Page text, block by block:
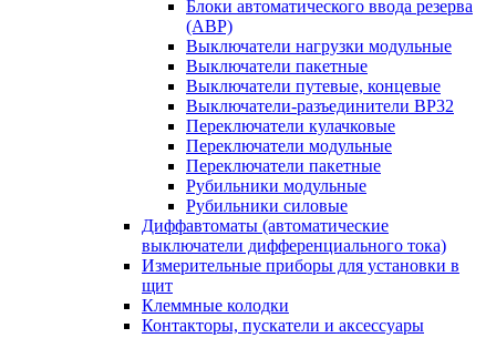
Блоки автоматического ввода резерва
(АВР)
Выключатели нагрузки модульные
Выключатели пакетные
Выключатели путевые, концевые
Выключатели-разъединители ВР32
Переключатели кулачковые
Переключатели модульные
Переключатели пакетные
Рубильники модульные
Рубильники силовые
Диффавтоматы (автоматические
выключатели дифференциального тока)
Измерительные приборы для установки в
щит
Клеммные колодки
Контакторы, пускатели и аксессуары